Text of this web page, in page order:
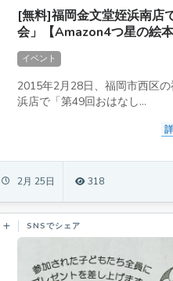
[無料]福岡金文堂姪浜南店
会」【Amazon4つ星の絵本
イベント
2015年2月28日、福岡市西区
浜店で「第49回おはなし...
2月 25日 318
SNSでシェア